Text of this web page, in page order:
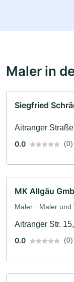
Maler in
Siegfried
Aitranger
0.0
(0)
MK Allgäu
Maler · Maler
Aitranger Str.
0.0
(0)